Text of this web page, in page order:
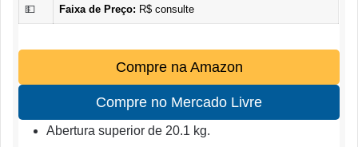
💵 Faixa de Preço: R$ consulte
Compre na Amazon
Compre no Mercado Livre
Abertura superior de 20.1 kg.